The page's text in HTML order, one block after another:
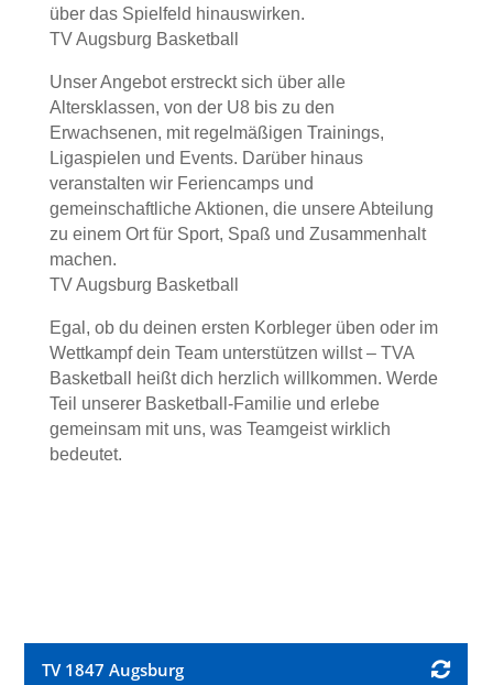
über das Spielfeld hinauswirken.
TV Augsburg Basketball
Unser Angebot erstreckt sich über alle
Altersklassen, von der U8 bis zu den
Erwachsenen, mit regelmäßigen Trainings,
Ligaspielen und Events. Darüber hinaus
veranstalten wir Feriencamps und
gemeinschaftliche Aktionen, die unsere Abteilung
zu einem Ort für Sport, Spaß und Zusammenhalt
machen.
TV Augsburg Basketball
Egal, ob du deinen ersten Korbleger üben oder im
Wettkampf dein Team unterstützen willst – TVA
Basketball heißt dich herzlich willkommen. Werde
Teil unserer Basketball-Familie und erlebe
gemeinsam mit uns, was Teamgeist wirklich
bedeutet.